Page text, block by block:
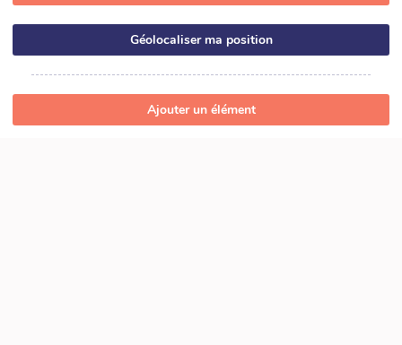
Géolocaliser ma position
Ajouter un élément